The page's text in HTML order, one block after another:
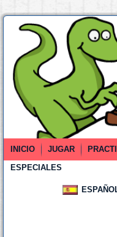
INICIO JUGAR
ESPECIALES